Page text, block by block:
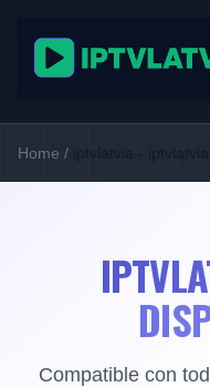
Home / iptvlatvia -
Compatible con